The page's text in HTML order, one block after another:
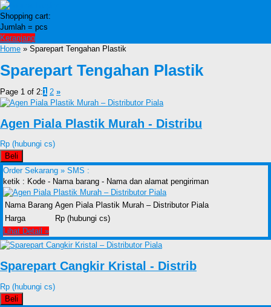
Shopping cart:
Jumlah = pcs
Keranjang
Home » Sparepart Tengahan Plastik
Sparepart Tengahan Plastik
Page 1 of 2:1 2 »
Agen Piala Plastik Murah - Distribu
Rp (hubungi cs)
Beli
Order Sekarang » SMS :
ketik : Kode - Nama barang - Nama dan alamat pengiriman
Nama Barang Agen Piala Plastik Murah – Distributor Piala
Harga
Rp (hubungi cs)
Lihat Detail »
Sparepart Cangkir Kristal - Distrib
Rp (hubungi cs)
Beli